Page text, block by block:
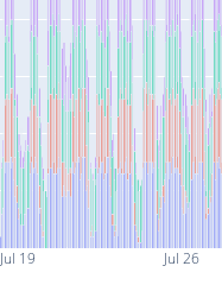
Jul 19 Jul 26